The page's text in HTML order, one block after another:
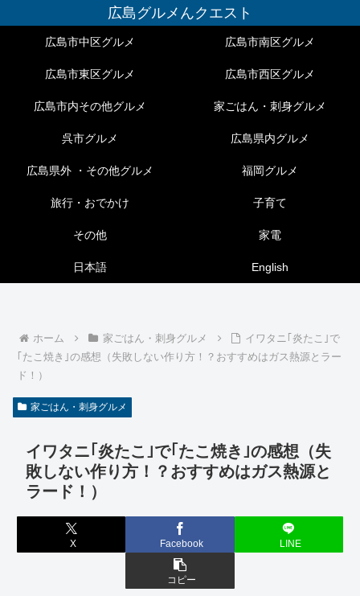
広島グルメんクエスト
広島市中区グルメ 広島市南区グルメ
広島市東区グルメ 広島市西区グルメ
広島市内その他グルメ 家ごはん・刺身グルメ
呉市グルメ 広島県内グルメ
広島県外 ・その他グルメ 福岡グルメ
旅行・おでかけ 子育て
その他 家電
日本語 English
ホーム 家ごはん・刺身グルメ
イワタニ｢炎たこ｣で
｢たこ焼き｣の感想（失敗しない作り方！？おすすめはガス熱源とラー
ド！）
家ごはん・刺身グルメ
イワタニ｢炎たこ｣で｢たこ焼き｣の感想（失
敗しない作り方！？おすすめはガス熱源と
ラード！）
X Facebook LINE
コピー